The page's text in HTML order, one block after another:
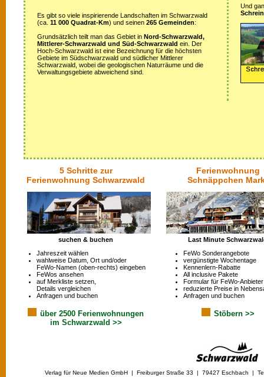
Es gibt so viele inspirierende Landschaften im Schwarzwald
(ca. 11 000 Quadrat-Km) und seinen 265 Gemeinden:
Grundsätzlich teilt man das Gebiet in Nord-Schwarzwald,
Mittlerer-Schwarzwald und Süd-Schwarzwald ein. Der
Hoch-Schwarzwald ist eine Bezeichnung für die höchsten
Gebiete im Südschwarzwald und südlicher Mittlerer
Schwarzwald, wobei die geologischen Naturräume und die
Verwaltungsgebiete abweichend sind.
Und
5 Schritte zur
Ferienwohnung Schwarzwald
Ferienwohnung
Schnäppchen
suchen & buchen
Jahreszeit wählen
wahlweise Datum, Ort und/oder
FeWo-Namen (oben-rechts) eingeben
FeWos ansehen
auf Merkliste setzen,
Details vergleichen
Anfragen und buchen
über 2500 Ferienwohnungen
im Schwarzwald >>
Last Minute
FeWo Sonderangebote
vergünstigte Wochentage
Kennenlern-Rabatte
All inclusive Pakete
Formular für FeWo-Anbieter
reduzierte Preise in
Anfragen und buchen
Stöbern >>
Verlag für Neue Medien GmbH | Freiburger Straße 33 | 79427 Eschbach |